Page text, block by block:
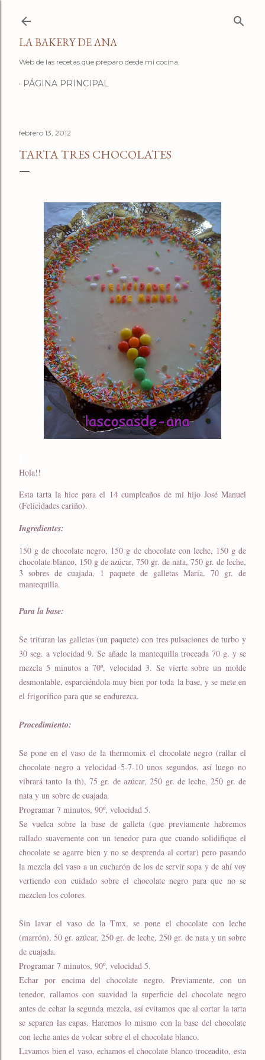
LA BAKERY DE ANA
Web de las recetas que preparo desde mi cocina.
PÁGINA PRINCIPAL
febrero 13, 2012
TARTA TRES CHOCOLATES
Hola!!
Esta tarta la hice para el 14 cumpleaños de mi hijo José Manuel
(Felicidades cariño).
Ingredientes:
150 g de chocolate negro, 150 g de chocolate con leche, 150 g de
chocolate blanco, 150 g de azúcar, 750 gr. de nata, 750 gr. de leche,
3 sobres de cuajada, 1 paquete de galletas María, 70 gr. de
mantequilla.
Para la base:
Se trituran las galletas (un paquete) con tres pulsaciones de turbo y
30 seg. a velocidad 9. Se añade la mantequilla troceada 70 g. y se
mezcla 5 minutos a 70º, velocidad 3. Se vierte sobre un molde
desmontable, esparciéndola muy bien por toda la base, y se mete en
el frigorífico para que se endurezca.
Procedimiento:
Se pone en el vaso de la thermomix el chocolate negro (rallar el
chocolate negro a velocidad 5-7-10 unos segundos, así luego no
vibrará tanto la th), 75 gr. de azúcar, 250 gr. de leche, 250 gr. de
nata y un sobre de cuajada.
Programar 7 minutos, 90º, velocidad 5.
Se vuelca sobre la base de galleta (que previamente habremos
rallado suavemente con un tenedor para que cuando solidifique el
chocolate se agarre bien y no se desprenda al cortar) pero pasando
la mezcla del vaso a un cucharón de los de servir sopa y de ahí voy
vertiendo con cuidado sobre el chocolate negro para que no se
mezclen los colores.
Sin lavar el vaso de la Tmx, se pone el chocolate con leche
(marrón), 50 gr. azúcar, 250 gr. de leche, 250 gr. de nata y un sobre
de cuajada.
Programar 7 minutos, 90º, velocidad 5.
Echar por encima del chocolate negro. Previamente, con un
tenedor, rallamos con suavidad la superficie del chocolate negro
antes de echar la segunda mezcla, así evitamos que al cortar la tarta
se separen las capas. Haremos lo mismo con la base del chocolate
con leche antes de volcar sobre el el chocolate blanco.
Lavamos bien el vaso, echamos el chocolate blanco troceadito, esta